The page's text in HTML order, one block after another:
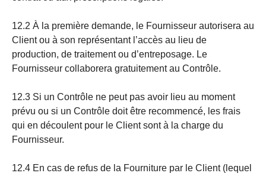
12.2 À la première demande, le Fournisseur autorisera au
Client ou à son représentant l’accès au lieu de
production, de traitement ou d’entreposage. Le
Fournisseur collaborera gratuitement au Contrôle.
12.3 Si un Contrôle ne peut pas avoir lieu au moment
prévu ou si un Contrôle doit être recommencé, les frais
qui en découlent pour le Client sont à la charge du
Fournisseur.
12.4 En cas de refus de la Fourniture par le Client (lequel